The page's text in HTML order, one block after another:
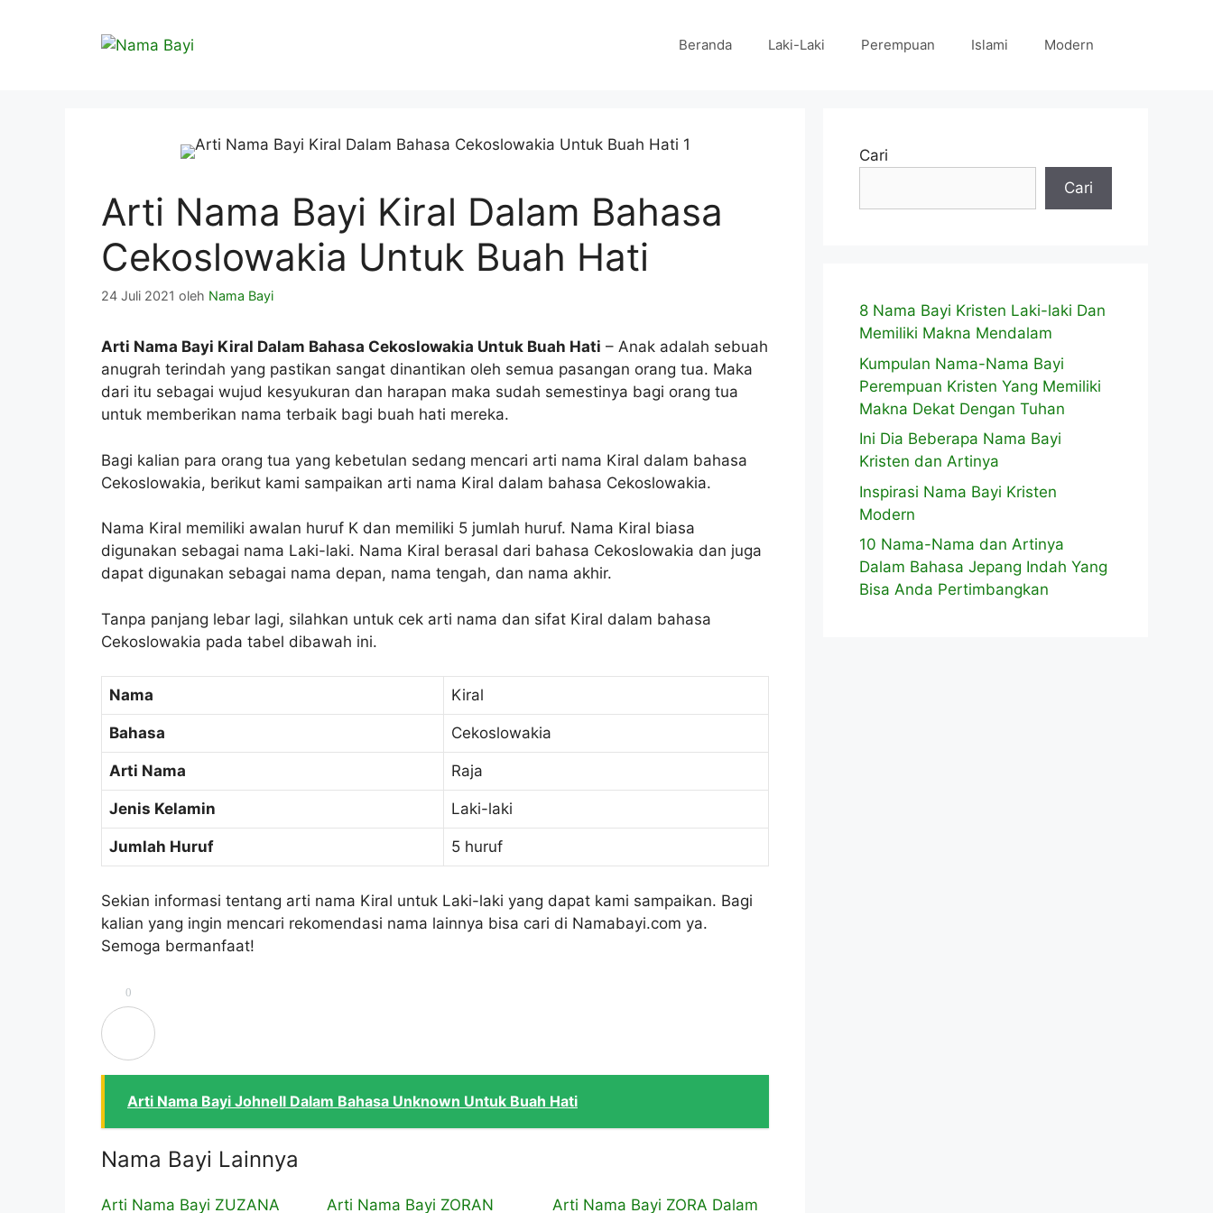
Beranda Laki-Laki Perempuan Islami Modern
Arti Nama Bayi Kiral Dalam Bahasa
Cekoslowakia Untuk Buah Hati
24 Juli 2021 oleh Nama Bayi
Arti Nama Bayi Kiral Dalam Bahasa Cekoslowakia Untuk Buah Hati – Anak adalah sebuah
anugrah terindah yang pastikan sangat dinantikan oleh semua pasangan orang tua. Maka
dari itu sebagai wujud kesyukuran dan harapan maka sudah semestinya bagi orang tua
untuk memberikan nama terbaik bagi buah hati mereka.
Bagi kalian para orang tua yang kebetulan sedang mencari arti nama Kiral dalam bahasa
Cekoslowakia, berikut kami sampaikan arti nama Kiral dalam bahasa Cekoslowakia.
Nama Kiral memiliki awalan huruf K dan memiliki 5 jumlah huruf. Nama Kiral biasa
digunakan sebagai nama Laki-laki. Nama Kiral berasal dari bahasa Cekoslowakia dan juga
dapat digunakan sebagai nama depan, nama tengah, dan nama akhir.
Tanpa panjang lebar lagi, silahkan untuk cek arti nama dan sifat Kiral dalam bahasa
Cekoslowakia pada tabel dibawah ini.
Nama Kiral
Bahasa Cekoslowakia
Arti Nama Raja
Jenis Kelamin Laki-laki
Jumlah Huruf 5 huruf
Sekian informasi tentang arti nama Kiral untuk Laki-laki yang dapat kami sampaikan. Bagi
kalian yang ingin mencari rekomendasi nama lainnya bisa cari di Namabayi.com ya.
Semoga bermanfaat!
0
Arti Nama Bayi Johnell Dalam Bahasa Unknown Untuk Buah Hati
Nama Bayi Lainnya
Arti Nama Bayi ZUZANA Arti Nama Bayi ZORAN Arti Nama Bayi ZORA Dalam
Cari
Cari
8 Nama Bayi Kristen Laki-laki Dan
Memiliki Makna Mendalam
Kumpulan Nama-Nama Bayi
Perempuan Kristen Yang Memiliki
Makna Dekat Dengan Tuhan
Ini Dia Beberapa Nama Bayi
Kristen dan Artinya
Inspirasi Nama Bayi Kristen
Modern
10 Nama-Nama dan Artinya
Dalam Bahasa Jepang Indah Yang
Bisa Anda Pertimbangkan